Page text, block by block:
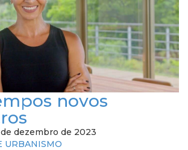
URBANISMO
SUSTENTABILIDADE
novos
dezembro de 2023
URBANISMO